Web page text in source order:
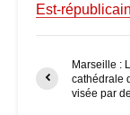
Est-républicain
Marseille :
cathédrale
visée par